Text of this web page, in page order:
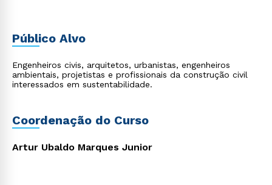
Público Alvo
Engenheiros civis, arquitetos, urbanistas, engenheiros
ambientais, projetistas e profissionais da construção civil
interessados em sustentabilidade.
Coordenação do Curso
Artur Ubaldo Marques Junior